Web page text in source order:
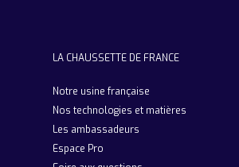
LA CHAUSSETTE DE FRANCE
Notre usine française
Nos technologies et matières
Les ambassadeurs
Espace Pro